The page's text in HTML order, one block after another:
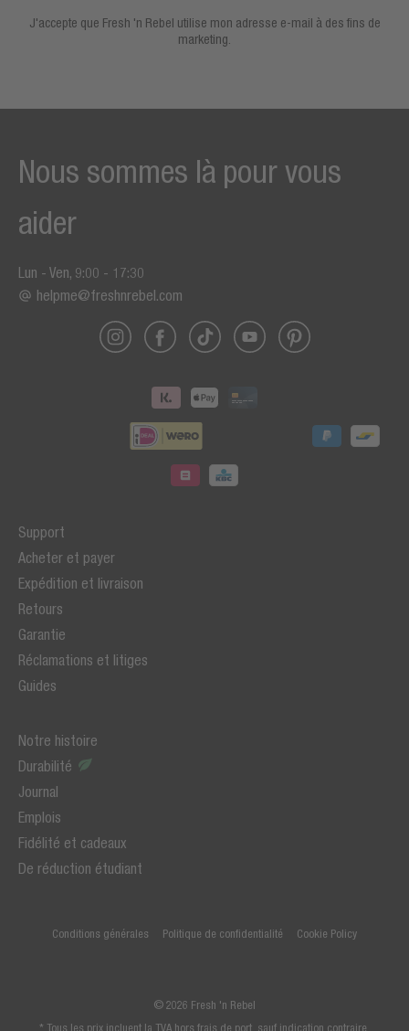
J'accepte que Fresh 'n Rebel utilise mon adresse e-mail à des fins de
marketing.
Support
Acheter et payer
Expédition et livraison
Retours
Garantie
Réclamations et litiges
Guides
Notre histoire
Durabilité
Journal
Emplois
Fidélité et cadeaux
De réduction étudiant
Nous sommes là pour vous
aider
Lun - Ven, 9:00 - 17:30
helpme@freshnrebel.com
Conditions générales Politique de confidentialité Cookie Policy
© 2026 Fresh 'n Rebel
* Tous les prix incluent la TVA hors frais de port, sauf indication contraire.